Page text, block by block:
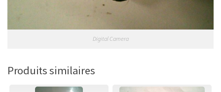
Digital Camera
Produits similaires